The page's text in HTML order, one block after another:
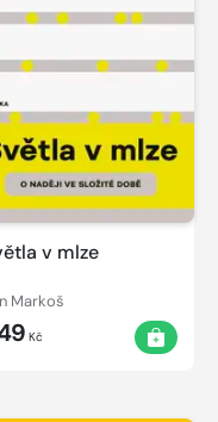
v mlze
Markoš
Kč